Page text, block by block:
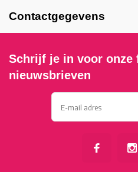
Contactgegevens
Schrijf je in voor onze
nieuwsbrieven